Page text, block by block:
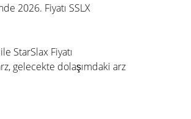
2026. Fiyatı SSLX
StarSlax Fiyatı
gelecekte dolaşımdaki arz